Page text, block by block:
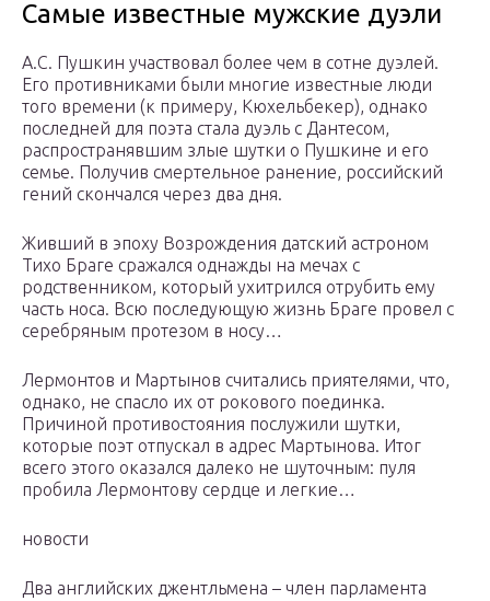
Самые известные мужские дуэли
А.С. Пушкин участвовал более чем в сотне дуэлей.
Его противниками были многие известные люди
того времени (к примеру, Кюхельбекер), однако
последней для поэта стала дуэль с Дантесом,
распространявшим злые шутки о Пушкине и его
семье. Получив смертельное ранение, российский
гений скончался через два дня.
Живший в эпоху Возрождения датский астроном
Тихо Браге сражался однажды на мечах с
родственником, который ухитрился отрубить ему
часть носа. Всю последующую жизнь Браге провел с
серебряным протезом в носу…
Лермонтов и Мартынов считались приятелями, что,
однако, не спасло их от рокового поединка.
Причиной противостояния послужили шутки,
которые поэт отпускал в адрес Мартынова. Итог
всего этого оказался далеко не шуточным: пуля
пробила Лермонтову сердце и легкие…
новости
Два английских джентльмена – член парламента